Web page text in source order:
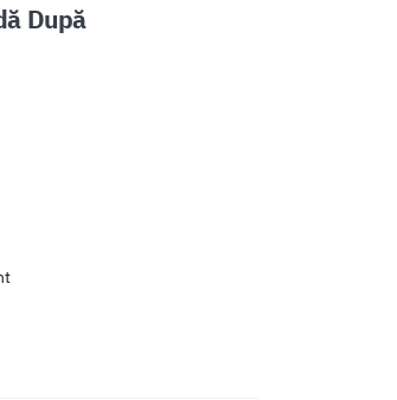
După